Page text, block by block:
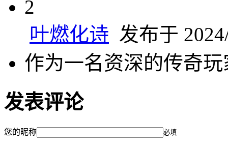
2
叶燃化诗 发布于
作为一名资深的传奇
发表评论
您的昵称 必填